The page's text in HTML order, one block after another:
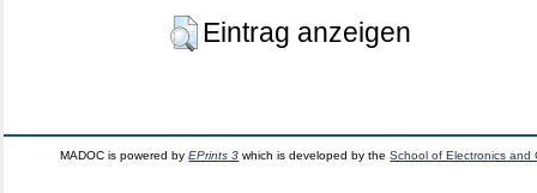
Eintrag anzeigen
MADOC is powered byEPrints 3 which is developed by theSchool of Electronics and